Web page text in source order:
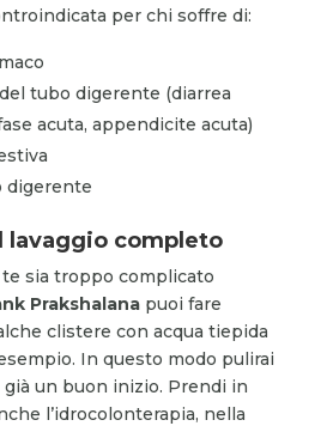
per chi soffre di:
tubo digerente (diarrea
acuta, appendicite acuta)
digerente
lavaggio completo
sia troppo complicato
Prakshalanapuoi fare
clistere con acqua tiepida
In questo modo pulirai
un buon inizio. Prendi in
l’idrocolonterapia, nella